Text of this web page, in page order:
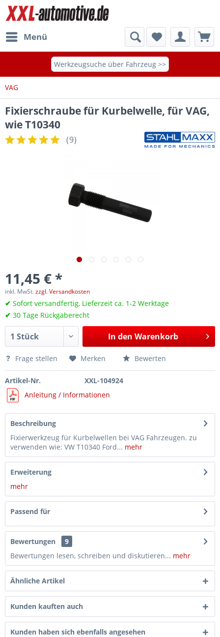
Menü
Werkzeugsuche über Fahrzeug >>
VAG
Fixierschraube für Kurbelwelle, für VAG,
wie T10340
(9)
11,45 € *
inkl. MwSt.zzgl. Versandkosten
✔ Sofort versandfertig, Lieferzeit ca. 1-2 Werktage
✔ 30 Tage Rückgaberecht
In den Warenkorb
Frage stellen Merken Bewerten
Artikel-Nr.
XXL-104924
Anleitung / Informationen
Beschreibung
Fixierwerkzeug für Kurbelwellen bei VAG Fahrzeugen. zu
verwenden wie: VW T10340 Ford... mehr
Erweiterung
mehr
Passend für
Bewertungen
9
Bewertungen lesen, schreiben und diskutieren... mehr
Ähnliche Artikel
Kunden kauften auch
Kunden haben sich ebenfalls angesehen